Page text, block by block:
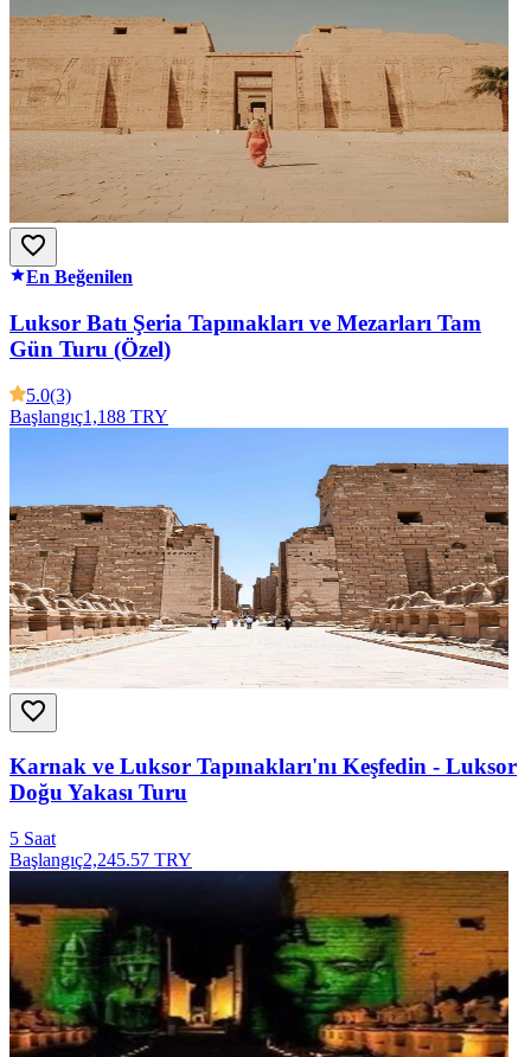
En Beğenilen
Luksor Batı Şeria Tapınakları ve Mezarları Tam
Gün Turu (Özel)
5.0(3)
Başlangıç1,188 TRY
Karnak ve Luksor Tapınakları'nı Keşfedin - Luksor
Doğu Yakası Turu
5 Saat
Başlangıç2,245.57 TRY